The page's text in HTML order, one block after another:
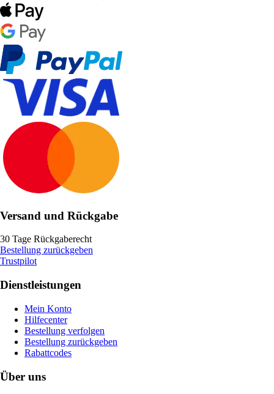
Versand und Rückgabe
30 Tage Rückgaberecht
Bestellung zurückgeben
Trustpilot
Dienstleistungen
Mein Konto
Hilfecenter
Bestellung verfolgen
Bestellung zurückgeben
Rabattcodes
Über uns